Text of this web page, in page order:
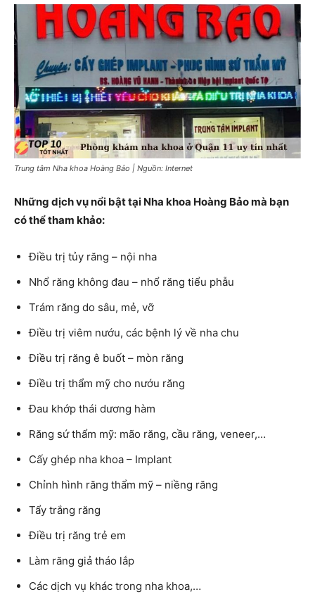
Trung tâm Nha khoa Hoàng Bảo | Nguồn: Internet
Những dịch vụ nổi bật tại Nha khoa Hoàng Bảo mà bạn
có thể tham khảo:
Điều trị tủy răng – nội nha
Nhổ răng không đau – nhổ răng tiểu phẫu
Trám răng do sâu, mẻ, vỡ
Điều trị viêm nướu, các bệnh lý về nha chu
Điều trị răng ê buốt – mòn răng
Điều trị thẩm mỹ cho nướu răng
Đau khớp thái dương hàm
Răng sứ thẩm mỹ: mão răng, cầu răng, veneer,…
Cấy ghép nha khoa – Implant
Chỉnh hình răng thẩm mỹ – niềng răng
Tẩy trắng răng
Điều trị răng trẻ em
Làm răng giả tháo lắp
Các dịch vụ khác trong nha khoa,…